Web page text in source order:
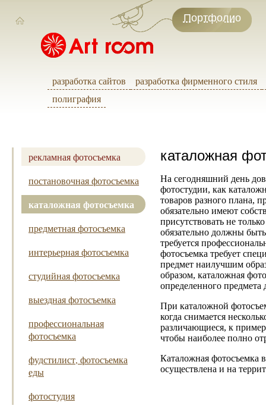
Портфолио
разработка сайтов
разработка фирменного стиля
полиграфия
рекламная фотосъемка
постановочная фотосъемка
каталожная фотосъемка
предметная фотосъемка
интерьерная фотосъемка
студийная фотосъемка
выездная фотосъемка
профессиональная
фотосъемка
фудстилист, фотосъемка
еды
фотостудия
каталожная
На сегодняшний день
фотостудии, как
товаров разного плана,
обязательно имеют
присутствовать не
обязательно должны
требуется
фотосъемка требует
предмет наилучшим
образом, каталожная
определенного
При каталожной
когда снимается
различающиеся, к
чтобы наиболее полно
Каталожная фотосъемка
осуществлена и на